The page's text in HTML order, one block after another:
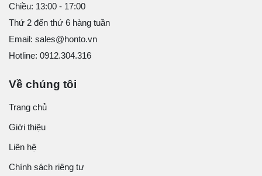
Chiều: 13:00 - 17:00
Thứ 2 đến thứ 6 hàng tuần
Email: sales@honto.vn
Hotline: 0912.304.316
Về chúng tôi
Trang chủ
Giới thiệu
Liên hệ
Chính sách riêng tư